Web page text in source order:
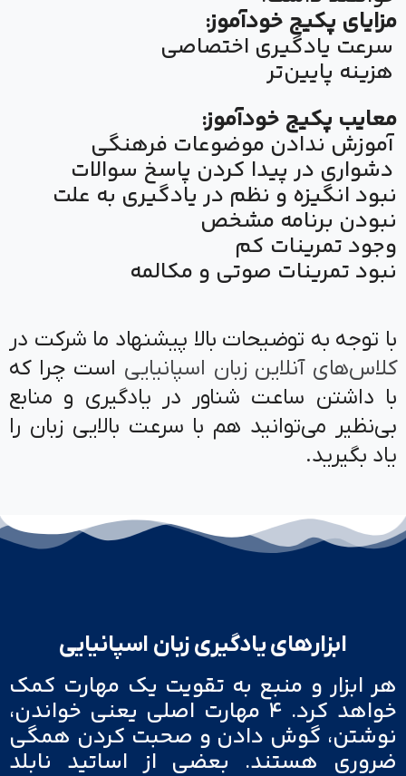
مزایای پکیج خودآموز:
سرعت یادگیری اختصاصی
هزینه پایین‌تر
معایب پکیج خودآموز:
آموزش ندادن موضوعات فرهنگی
دشواری در پیدا کردن پاسخ سوالات
نبود انگیزه و نظم در یادگیری به علت
نبودن برنامه مشخص
وجود تمرینات کم
نبود تمرینات صوتی و مکالمه
با توجه به توضیحات بالا پیشنهاد ما شرکت در
کلاس‌های آنلاین زبان اسپانیایی است چرا که
با داشتن ساعت شناور در یادگیری و منابع
بی‌نظیر می‌توانید هم با سرعت بالایی زبان را
یاد بگیرید.
ابزارهای یادگیری زبان اسپانیایی
هر ابزار و منبع به تقویت یک مهارت کمک
خواهد کرد. ۴ مهارت اصلی یعنی خواندن،
نوشتن، گوش دادن و صحبت کردن همگی
ضروری هستند. بعضی از اساتید نابلد